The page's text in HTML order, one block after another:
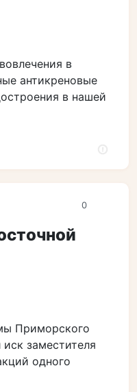
в
антикреновые
в нашей
0
Приморского
заместителя
одного